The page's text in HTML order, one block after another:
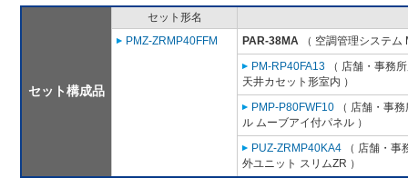
セット構成品
セット形名
PMZ-ZRMP40FFM
PAR-38MA （ 空調管理システム
PM-RP40FA13 （ 店舗・事務
天井カセット形室内 ）
PMP-P80FWF10 （ 店舗・事
ル ムーブアイ付パネル ）
PUZ-ZRMP40KA4 （ 店舗・事
外ユニット スリムZR ）